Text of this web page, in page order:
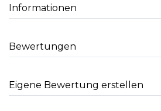
Informationen
Bewertungen
Eigene Bewertung erstellen